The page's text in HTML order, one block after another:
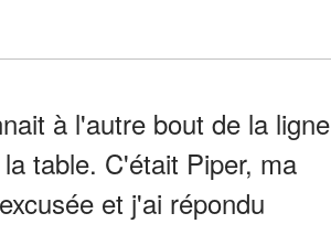
à l'autre bout de la ligne
table. C'était Piper, ma
et j'ai répondu